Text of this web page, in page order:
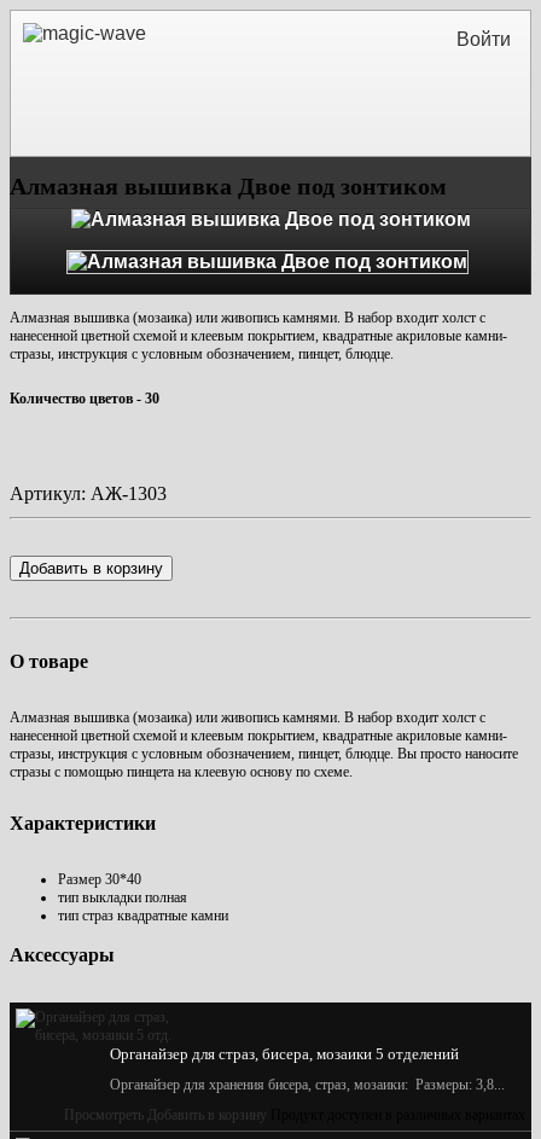
Войти
Алмазная вышивка Двое под зонтиком
Алмазная вышивка (мозаика) или живопись камнями. В набор входит холст с
нанесенной цветной схемой и клеевым покрытием, квадратные акриловые камни-
стразы, инструкция с условным обозначением, пинцет, блюдце.
Количество цветов - 30
Артикул: АЖ-1303
Добавить в корзину
О товаре
Алмазная вышивка (мозаика) или живопись камнями. В набор входит холст с
нанесенной цветной схемой и клеевым покрытием, квадратные акриловые камни-
стразы, инструкция с условным обозначением, пинцет, блюдце. Вы просто наносите
стразы с помощью пинцета на клеевую основу по схеме.
Характеристики
Размер 30*40
тип выкладки полная
тип страз квадратные камни
Аксессуары
Органайзер для страз, бисера, мозаики 5 отделений
Органайзер для хранения бисера, страз, мозаики: Размеры: 3,8...
Просмотреть Добавить в корзину